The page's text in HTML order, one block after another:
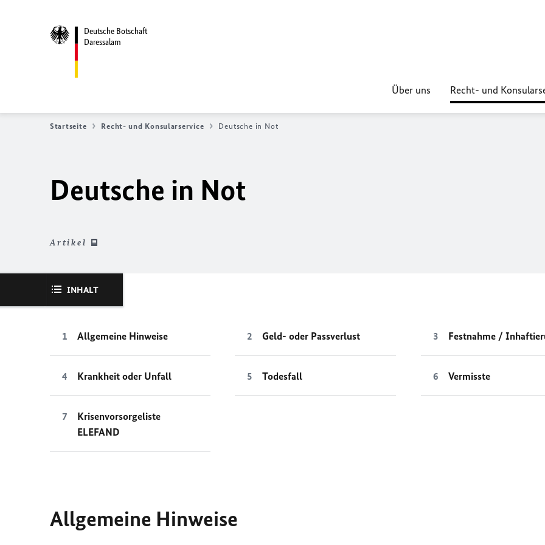
Deutsche Botschaft
Daressalam
Über uns Recht- und
Startseite Recht- und Konsularservice Deutsche in Not
Deutsche in Not
Artikel
INHALT
Allgemeine Hinweise Geld- oder Passverlust Festnahme /
Krankheit oder Unfall Todesfall Vermisste
Krisenvorsorgeliste
ELEFAND
Allgemeine Hinweise